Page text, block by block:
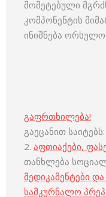
მომეტებული
კომპონენტის
ინიშნება
გაფრთხილება!
გაეცანით საიტებს:
2. აფთიაქები,
თანხლება
მედიკამენტები
სამკურნალო